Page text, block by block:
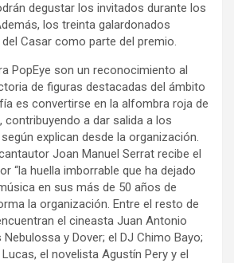
degustar los invitados durante los
los treinta galardonados
Casar como parte del premio.
PopEye son un reconocimiento al
de figuras destacadas del ámbito
es convertirse en la alfombra roja de
contribuyendo a dar salida a los
explican desde la organización.
Joan Manuel Serrat recibe el
“la huella imborrable que ha dejado
en sus más de 50 años de
la organización. Entre el resto de
el cineasta Juan Antonio
y Dover; el DJ Chimo Bayo;
el novelista Agustín Pery y el